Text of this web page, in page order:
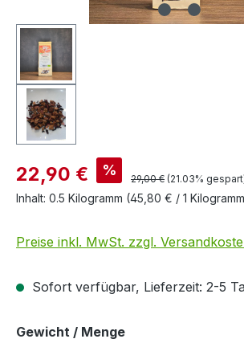
22,90 € %
29,00 € (21.03%
Inhalt: 0.5 Kilogramm (45,80 € / 1
Preise inkl. MwSt. zzgl.
Sofort verfügbar, Lieferzeit: 2-5
Gewicht / Mengeauswählen